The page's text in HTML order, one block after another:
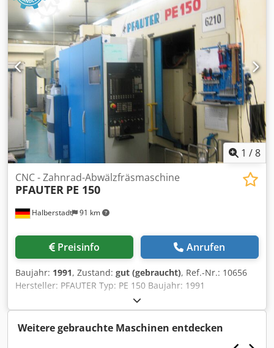
1 /8
Halberstadt 91 km
CNC - Zahnrad-Abwälzfräsmaschine
PFAUTER PE 150
Preisinfo Anrufen
Baujahr: 1991, Zustand: gut (gebraucht), Ref.-Nr.: 10656
Hersteller: PFAUTER Typ: PE 150 Baujahr: 1991
Steuerungsart: CNC Steuerung: Sinumerik 840 Lagerort:
Halberstadt Ursprungsland: Germany Drehzahl: 150 - 600
U/min Werkzeugaufnahme: SK 40 Maschinenlänge: 4700
mm Maschinenbreite: 3600 mm Maschinenhöhe: 2800 mm
Weitere gebrauchte Maschinen entdecken